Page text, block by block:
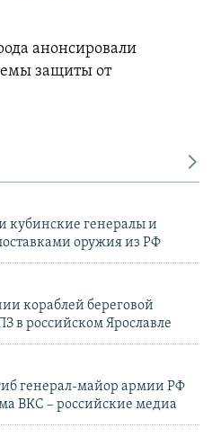
анонсировали
защиты от
кубинские генералы и
оружия из РФ
кораблей береговой
в российском Ярославле
генерал-майор армии РФ
ВКС – российские медиа